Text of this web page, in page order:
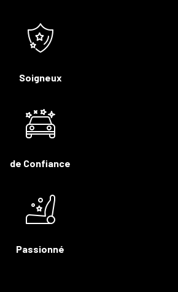
Soigneux
de Confiance
Passionné